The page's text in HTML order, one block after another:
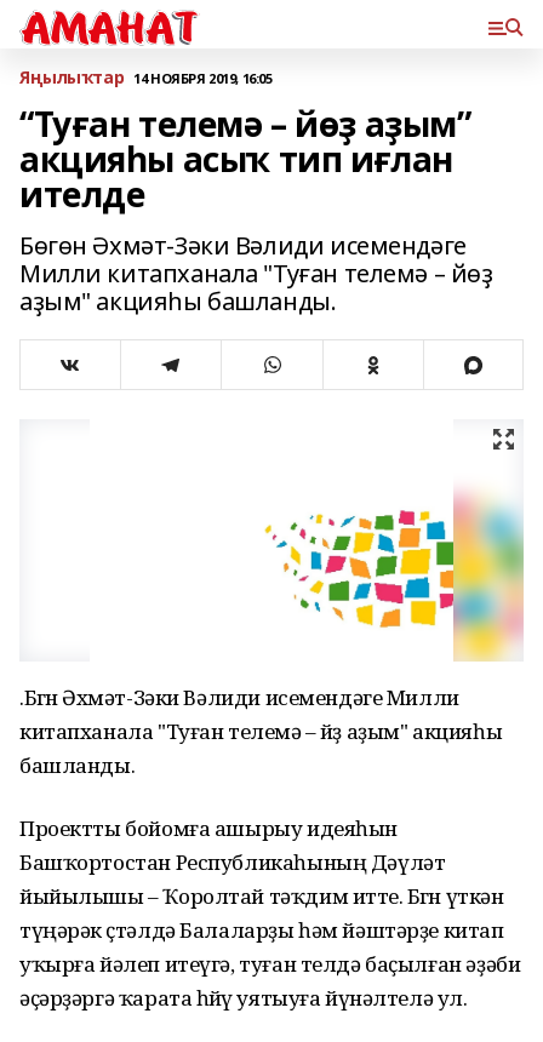
Яңылыҡтар 14 НОЯБРЯ 2019, 16:05
“Туған телемә – йөҙ аҙым”
акцияһы асыҡ тип иғлан
ителде
Бөгөн Әхмәт-Зәки Вәлиди исемендәге
Милли китапханала "Туған телемә – йөҙ
аҙым" акцияһы башланды.
.Бөгөн Әхмәт-Зәки Вәлиди исемендәге Милли
китапханала "Туған телемә – йөҙ аҙым" акцияһы
башланды.
Проектты бойомға ашырыу идеяһын
Башҡортостан Республикаһының Дәүләт
йыйылышы – Ҡоролтай тәҡдим итте. Бөгөн үткән
түңәрәк өҫтәлдә Балаларҙы һәм йәштәрҙе китап
уҡырға йәлеп итеүгә, туған телдә баҫылған әҙәби
әҫәрҙәргә ҡарата һөйөү уятыуға йүнәлтелә ул.